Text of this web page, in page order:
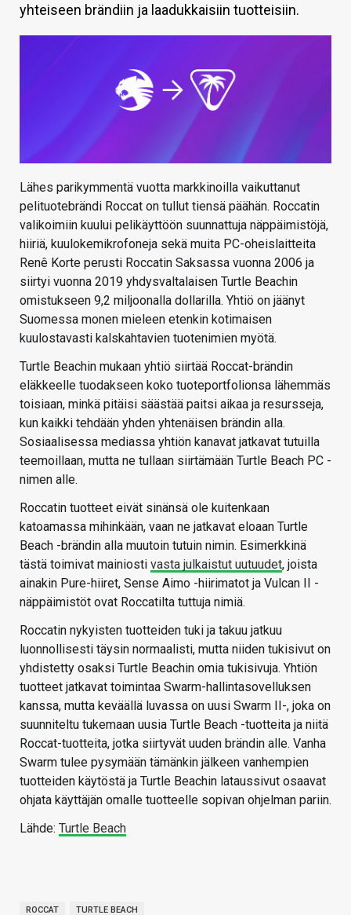
KAUPPA
VAIHDA TEEMA
yhteiseen brändiin ja laadukkaisiin tuotteisiin.
Lähes parikymmentä vuotta markkinoilla vaikuttanut
pelituotebrändi Roccat on tullut tiensä päähän. Roccatin
valikoimiin kuului pelikäyttöön suunnattuja näppäimistöjä,
hiiriä, kuulokemikrofoneja sekä muita PC-oheislaitteita
Renê Korte perusti Roccatin Saksassa vuonna 2006 ja
siirtyi vuonna 2019 yhdysvaltalaisen Turtle Beachin
omistukseen 9,2 miljoonalla dollarilla. Yhtiö on jäänyt
Suomessa monen mieleen etenkin kotimaisen
kuulostavasti kalskahtavien tuotenimien myötä.
Turtle Beachin mukaan yhtiö siirtää Roccat-brändin
eläkkeelle tuodakseen koko tuoteportfolionsa lähemmäs
toisiaan, minkä pitäisi säästää paitsi aikaa ja resursseja,
kun kaikki tehdään yhden yhtenäisen brändin alla.
Sosiaalisessa mediassa yhtiön kanavat jatkavat tutuilla
teemoillaan, mutta ne tullaan siirtämään Turtle Beach PC -
nimen alle.
Roccatin tuotteet eivät sinänsä ole kuitenkaan
katoamassa mihinkään, vaan ne jatkavat eloaan Turtle
Beach -brändin alla muutoin tutuin nimin. Esimerkkinä
tästä toimivat mainiosti vasta julkaistut uutuudet, joista
ainakin Pure-hiiret, Sense Aimo -hiirimatot ja Vulcan II -
näppäimistöt ovat Roccatilta tuttuja nimiä.
Roccatin nykyisten tuotteiden tuki ja takuu jatkuu
luonnollisesti täysin normaalisti, mutta niiden tukisivut on
yhdistetty osaksi Turtle Beachin omia tukisivuja. Yhtiön
tuotteet jatkavat toimintaa Swarm-hallintasovelluksen
kanssa, mutta keväällä luvassa on uusi Swarm II-, joka on
suunniteltu tukemaan uusia Turtle Beach -tuotteita ja niitä
Roccat-tuotteita, jotka siirtyvät uuden brändin alle. Vanha
Swarm tulee pysymään tämänkin jälkeen vanhempien
tuotteiden käytöstä ja Turtle Beachin lataussivut osaavat
ohjata käyttäjän omalle tuotteelle sopivan ohjelman pariin.
Lähde: Turtle Beach
ROCCAT TURTLE BEACH